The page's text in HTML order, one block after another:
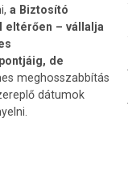
a Biztosító
– vállalja
de
meghosszabbítás
dátumok